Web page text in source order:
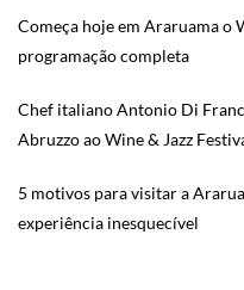
Começa hoje em Araruama o
programação completa
Chef italiano Antonio Di
Abruzzo ao Wine & Jazz
5 motivos para visitar a
experiência inesquecível